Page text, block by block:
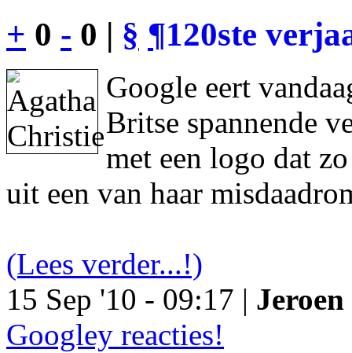
+ 0 - 0 | § ¶120ste
Google eert
Britse spannende
met een logo dat
uit een van haar
(Lees verder...!)
15 Sep '10 - 09:17 |
Googley reacties!